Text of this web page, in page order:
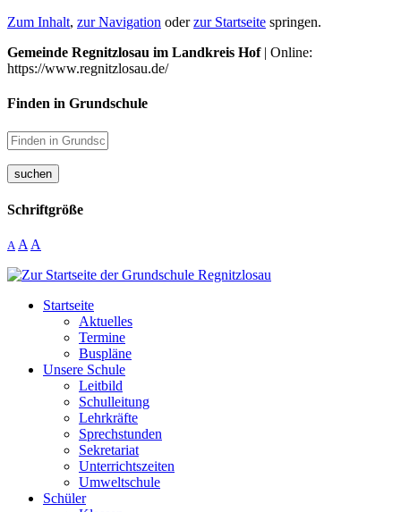
Zum Inhalt, zur Navigation oderzur Startseite springen.
Gemeinde Regnitzlosau im Landkreis Hof| Online:
https://www.regnitzlosau.de/
Finden in Grundschule
suchen
Schriftgröße
A A A
Startseite
Aktuelles
Termine
Buspläne
Unsere Schule
Leitbild
Schulleitung
Lehrkräfte
Sprechstunden
Sekretariat
Unterrichtszeiten
Umweltschule
Schüler